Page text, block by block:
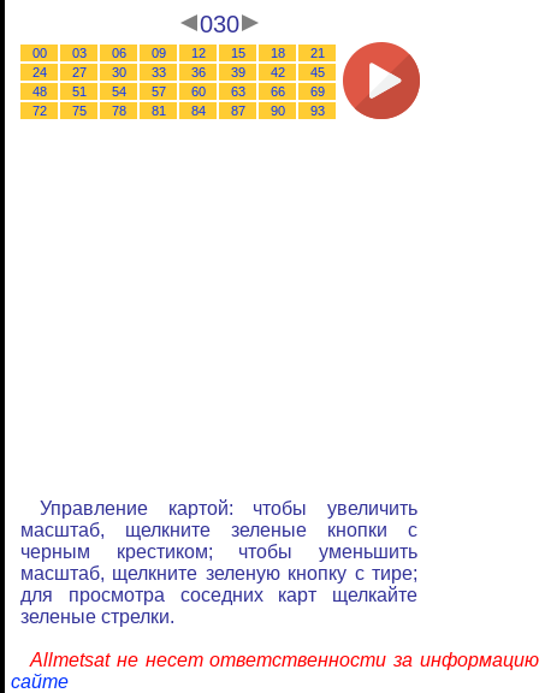
030
00 03 06 09 12 15 18
21
24
27 30 33 36 39 42
45
48
51 54 57 60 63 66
69
72
75 78 81 84 87 90 93
Управление картой: чтобы увеличить
масштаб, щелкните зеленые кнопки с
черным крестиком; чтобы уменьшить
масштаб, щелкните зеленую кнопку с тире;
для просмотра соседних карт щелкайте
зеленые стрелки.
Allmetsat не несет ответственности за
сайте